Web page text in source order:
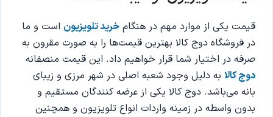
قیمت یکی از موارد مهم در هنگام خرید تلویزیون است و ما
در فروشگاه دوج کالا بهترین قیمت‌ها را به صورت مقرون به
صرفه در اختیار شما قرار خواهیم داد. این قیمت منصفانه
دوج کالا به دلیل وجود شعبه اصلی در شهر مرزی و زیبای
بانه می‌باشد. دوج کالا یکی از عرضه کنندگان مستقیم و
بدون واسطه در زمینه واردات انواع تلویزیون و همچنین